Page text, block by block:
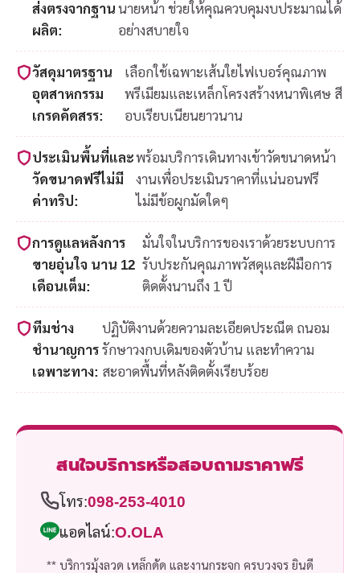
ส่งตรงจากฐาน
ผลิต:
นายหน้า ช่วยให้คุณควบคุมงบประมาณได้
อย่างสบายใจ
วัสดุมาตรฐาน
อุตสาหกรรม
เกรดคัดสรร:
เลือกใช้เฉพาะเส้นใยไฟเบอร์คุณภาพ
พรีเมียมและเหล็กโครงสร้างหนาพิเศษ สี
อบเรียบเนียนยาวนาน
ประเมินพื้นที่และ
วัดขนาดฟรีไม่มี
ค่าทริป:
พร้อมบริการเดินทางเข้าวัดขนาดหน้า
งานเพื่อประเมินราคาที่แน่นอนฟรี
ไม่มีข้อผูกมัดใดๆ
การดูแลหลังการ
ขายอุ่นใจ นาน 12
เดือนเต็ม:
มั่นใจในบริการของเราด้วยระบบการ
รับประกันคุณภาพวัสดุและฝีมือการ
ติดตั้งนานถึง 1 ปี
ทีมช่าง
ชำนาญการ
เฉพาะทาง:
ปฏิบัติงานด้วยความละเอียดประณีต ถนอม
รักษาวงกบเดิมของตัวบ้าน และทำความ
สะอาดพื้นที่หลังติดตั้งเรียบร้อย
สนใจบริการหรือสอบถามราคาฟรี
โทร:098-253-4010
แอดไลน์:O.OLA
** บริการมุ้งลวด เหล็กดัด และงานกระจก ครบวงจร ยินดี